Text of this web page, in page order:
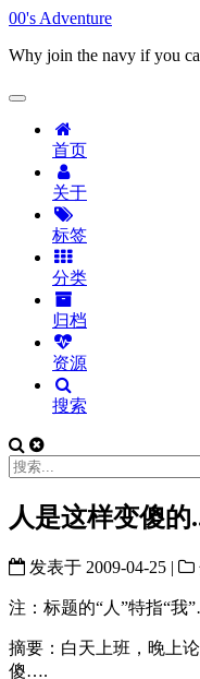
00's Adventure
Why join the navy if you
首页
关于
标签
分类
归档
资源
搜索
人是这样变傻的
发表于 2009-04-25 |
注：标题的“人”特指“我
摘要：白天上班，晚上
傻….